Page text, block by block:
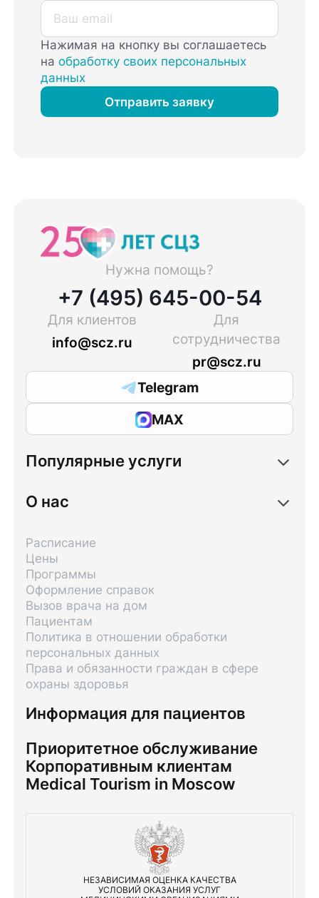
Нажимая на кнопку вы соглашаетесь
наобработку своих персональных
данных
Отправить заявку
Нужна помощь?
+7 (495) 645-00-54
Для клиентов
info@scz.ru
Для
сотрудничества
pr@scz.ru
Telegram
MAX
Популярные услуги
О нас
Информация для пациентов
Расписание
Цены
Программы
Оформление справок
Вызов врача на дом
Пациентам
Политика в отношении обработки
персональных данных
Права и обязанности граждан в сфере
охраны здоровья
Приоритетное обслуживание
Корпоративным клиентам
Medical Tourism in Moscow
НЕЗАВИСИМАЯ ОЦЕНКА КАЧЕСТВА
УСЛОВИЙ ОКАЗАНИЯ УСЛУГ